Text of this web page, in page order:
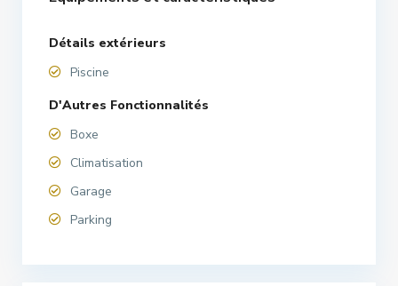
Détails extérieurs
Piscine
D'Autres Fonctionnalités
Boxe
Climatisation
Garage
Parking